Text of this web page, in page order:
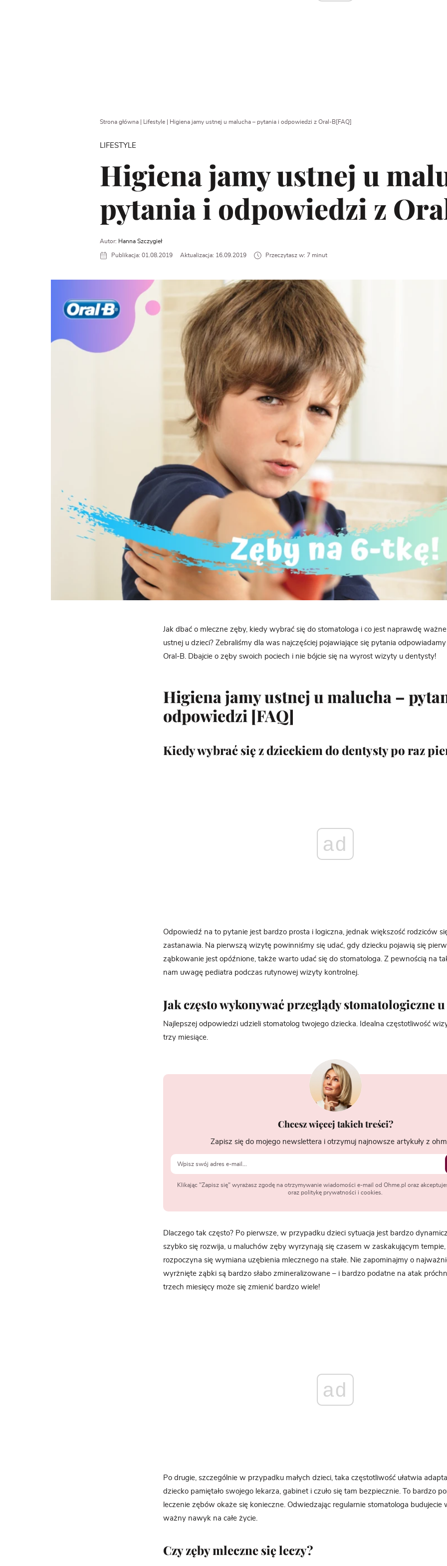
Strona główna| Lifestyle| Higiena jamy ustnej u malucha – pytania i odpowiedzi z Oral-B[FAQ]
LIFESTYLE
Higiena jamy ustnej u
pytania i odpowiedzi z
Autor: Hanna Szczygieł
Publikacja: 01.08.2019 Aktualizacja: 16.09.2019 Przeczytasz w: 7 minut
Jak dbać o mleczne zęby, kiedy wybrać się do stomatologa i co jest naprawdę
ustnej u dzieci? Zebraliśmy dla was najczęściej pojawiające się pytania
Oral-B. Dbajcie o zęby swoich pociech i nie bójcie się na wyrost wizyty u dentysty!
Higiena jamy ustnej u malucha –
odpowiedzi [FAQ]
Kiedy wybrać się z dzieckiem do dentysty po raz
ad
Odpowiedź na to pytanie jest bardzo prosta i logiczna, jednak większość rodziców
zastanawia. Na pierwszą wizytę powinniśmy się udać, gdy dziecku pojawią się
ząbkowanie jest opóźnione, także warto udać się do stomatologa. Z pewnością na
nam uwagę pediatra podczas rutynowej wizyty kontrolnej.
Jak często wykonywać przeglądy stomatologiczne
Najlepszej odpowiedzi udzieli stomatolog twojego dziecka. Idealna częstotliwość
trzy miesiące.
Chcesz więcej takich treści?
Zapisz się do mojego newslettera i otrzymuj najnowsze artykuły z
Klikając "Zapisz się" wyrażasz zgodę na otrzymywanie wiadomości e-mail od Ohme.pl oraz
oraz politykę prywatności i cookies.
Dlaczego tak często? Po pierwsze, w przypadku dzieci sytuacja jest bardzo
szybko się rozwija, u maluchów zęby wyrzynają się czasem w zaskakującym
rozpoczyna się wymiana uzębienia mlecznego na stałe. Nie zapominajmy o
wyrżnięte ząbki są bardzo słabo zmineralizowane – i bardzo podatne na atak
trzech miesięcy może się zmienić bardzo wiele!
ad
Po drugie, szczególnie w przypadku małych dzieci, taka częstotliwość ułatwia
dziecko pamiętało swojego lekarza, gabinet i czuło się tam bezpiecznie. To bardzo
leczenie zębów okaże się konieczne. Odwiedzając regularnie stomatologa budujecie
ważny nawyk na całe życie.
Czy zęby mleczne się leczy?